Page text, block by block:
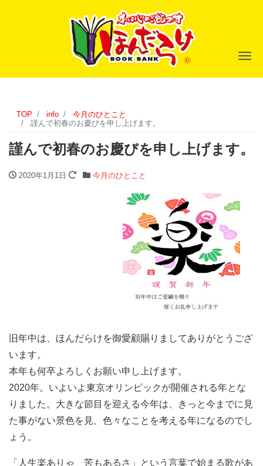
ナ
TOP info
今月のひとこと
謹んで初春のお慶びを申し上げます。
謹んで初春のお慶びを申し上げます。
2020年1月1日 今月のひとこと
旧年中は、ほんだらけを御愛顧賜りましてありがとうござ
います。
本年も何卒よろしくお願い申し上げます。
2020年。いよいよ東京オリンピックが開催される年とな
りました。大きな節目を迎える今年は、きっと今までに見
た事がない景色を見、色々なことを考える年になるのでし
ょう。
「人生楽ありゃ 苦もあるさ」という言葉で始まる歌があ